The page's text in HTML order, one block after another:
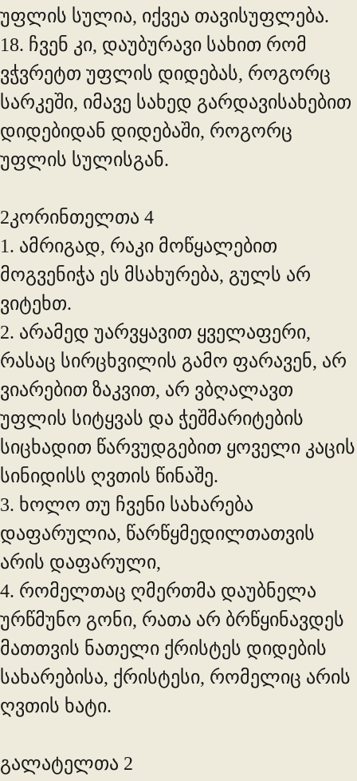
უფლის სულია, იქვეა თავისუფლება.
18. ჩვენ კი, დაუბურავი სახით რომ
ვჭვრეტთ უფლის დიდებას, როგორც
სარკეში, იმავე სახედ გარდავისახებით
დიდებიდან დიდებაში, როგორც
უფლის სულისგან.
2კორინთელთა 4
1. ამრიგად, რაკი მოწყალებით
მოგვენიჭა ეს მსახურება, გულს არ
ვიტეხთ.
2. არამედ უარვყავით ყველაფერი,
რასაც სირცხვილის გამო ფარავენ, არ
ვიარებით ზაკვით, არ ვბღალავთ
უფლის სიტყვას და ჭეშმარიტების
სიცხადით წარვუდგებით ყოველი კაცის
სინიდისს ღვთის წინაშე.
3. ხოლო თუ ჩვენი სახარება
დაფარულია, წარწყმედილთათვის
არის დაფარული,
4. რომელთაც ღმერთმა დაუბნელა
ურწმუნო გონი, რათა არ ბრწყინავდეს
მათთვის ნათელი ქრისტეს დიდების
სახარებისა, ქრისტესი, რომელიც არის
ღვთის ხატი.
გალატელთა 2